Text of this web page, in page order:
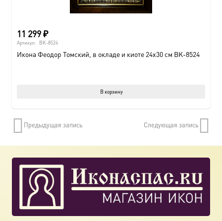
11 299₽
Артикул: BK-8524
Икона Феодор Томский, в окладе и киоте 24х30 см BK-8524
В корзину
Предыдущая запись Следующая запись